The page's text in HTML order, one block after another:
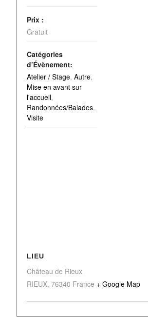
Prix :
Gratuit
Catégories
d’Évènement:
Atelier / Stage, Autre,
Mise en avant sur
l'accueil,
Randonnées/Balades,
Visite
LIEU
Château de Rieux
RIEUX, 76340 France + Google Map